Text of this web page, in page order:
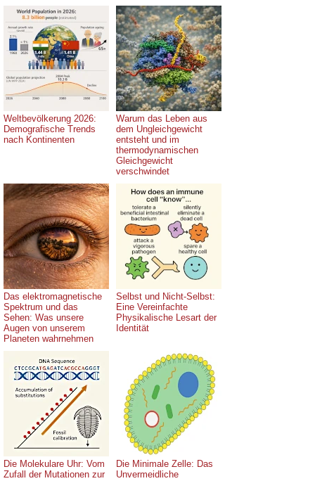
Weltbevölkerung 2026:
Demografische Trends
nach Kontinenten
Warum das Leben aus
dem Ungleichgewicht
entsteht und im
thermodynamischen
Gleichgewicht
verschwindet
Das elektromagnetische
Spektrum und das
Sehen: Was unsere
Augen von unserem
Planeten wahrnehmen
Selbst und Nicht-Selbst:
Eine Vereinfachte
Physikalische Lesart der
Identität
Die Molekulare Uhr: Vom
Zufall der Mutationen zur
Die Minimale Zelle: Das
Unvermeidliche